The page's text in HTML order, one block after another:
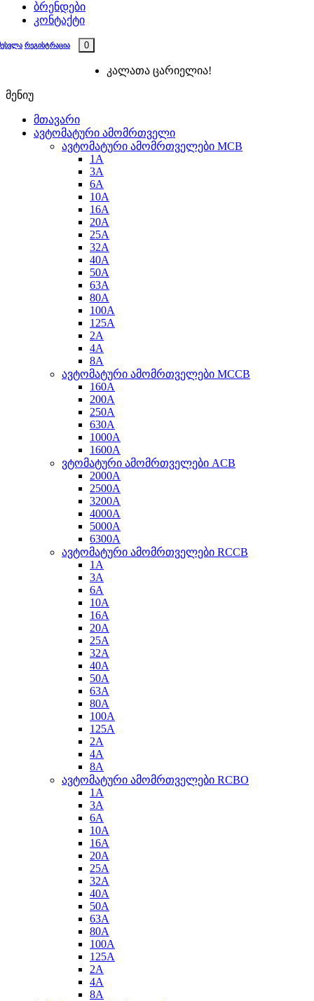
ბრენდები
კონტაქტი
რეგისტრაცია 0
კალათა ცარიელია!
მენიუ
მთავარი
ავტომატური ამომრთველი
ავტომატური ამომრთველები MCB
1A
3A
6A
10A
16A
20A
25А
32A
40A
50A
63A
80A
100A
125A
2A
4A
8A
ავტომატური ამომრთველები MCCB
160A
200A
250A
630A
1000A
1600A
ვტომატური ამომრთველები ACB
2000A
2500A
3200A
4000A
5000A
6300A
ავტომატური ამომრთველები RCCB
1A
3A
6A
10A
16A
20A
25A
32A
40A
50A
63A
80A
100A
125A
2A
4A
8A
ავტომატური ამომრთველები RCBO
1A
3A
6A
10A
16A
20A
25A
32A
40A
50A
63A
80A
100A
125A
2A
4A
8A